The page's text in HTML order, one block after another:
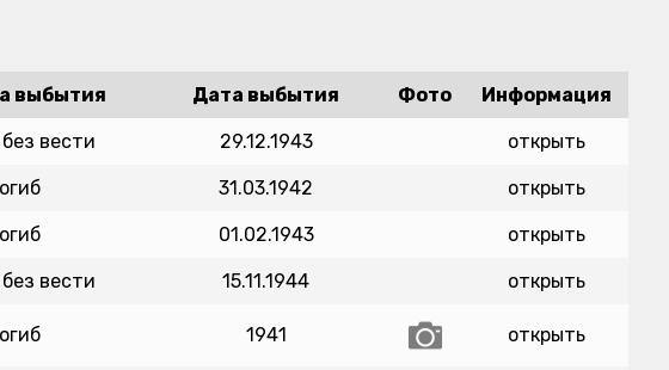
выбытия Дата выбытия Фото Информация
вести 29.12.1943 открыть
31.03.1942 открыть
01.02.1943 открыть
вести 15.11.1944 открыть
1941 открыть